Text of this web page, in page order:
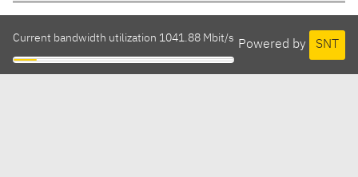
Powered by SNT
Current bandwidth utilization 1041.88 Mbit/s